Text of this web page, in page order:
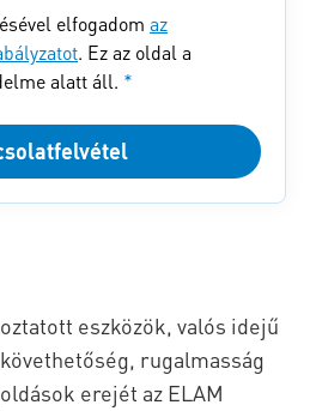
elfogadom az
. Ez az oldal a
alatt áll. *
eszközök, valós idejű
rugalmasság
erejét az ELAM